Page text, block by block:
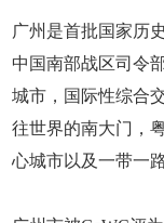
广州是首批国家历
中国南部战区司令
城市，国际性综合
往世界的南大门，
心城市以及一带一